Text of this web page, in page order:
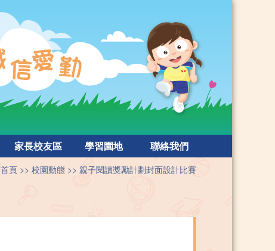
家長校友區 學習園地 聯絡我們
首頁 校園動態 親子閱讀獎勵計劃封面設計比賽